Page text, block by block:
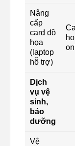
Nâng
cấp
card đồ
họa
(laptop
hỗ trợ)
Dịch
vụ vệ
sinh,
bảo
dưỡng
Vệ